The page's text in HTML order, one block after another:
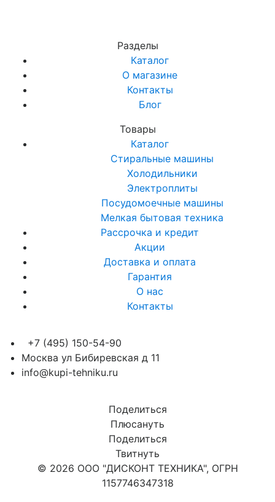
Разделы
Каталог
О магазине
Контакты
Блог
Товары
Каталог
Стиральные машины
Холодильники
Электроплиты
Посудомоечные машины
Мелкая бытовая техника
Рассрочка и кредит
Акции
Доставка и оплата
Гарантия
О нас
Контакты
+7 (495) 150-54-90
Москва ул Бибиревская д 11
info@kupi-tehniku.ru
Поделиться
Плюсануть
Поделиться
Твитнуть
© 2026 ООО "ДИСКОНТ ТЕХНИКА", ОГРН
1157746347318